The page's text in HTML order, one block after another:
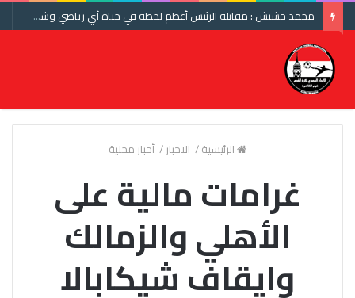
محمد حشيش : مقابلة الرئيس أعظم لحظة في حياة أي رياضي وشكرا اتحاد الكرة ومنتخب مصر
الرئيسية/ الاخبار/ أخبار محلية
غرامات مالية على
الأهلي والزمالك
وايقاف شيكابالا